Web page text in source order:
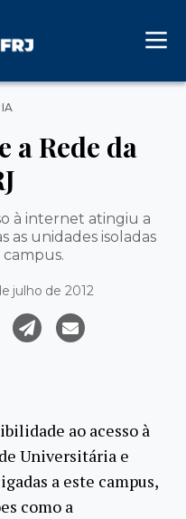
Rede da
à internet atingiu a
as unidades isoladas
campus.
julho de 2012
ao acesso à
Universitária e
a este campus,
como a